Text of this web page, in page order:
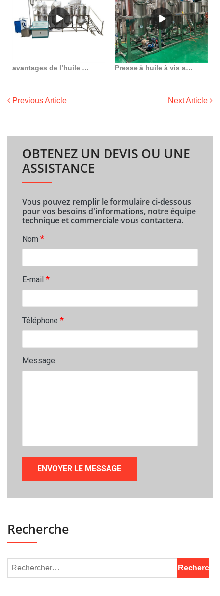
avantages de l’huile de coco pure pressée à froid alimentation saine sf gate Presse à huile à vis automatique Presse à vis Goyum au Gabon
Previous Article Next Article
OBTENEZ UN DEVIS OU UNE
ASSISTANCE
Vous pouvez remplir le formulaire ci-dessous
pour vos besoins d'informations, notre équipe
technique et commerciale vous contactera.
Nom *
E-mail *
Téléphone *
Message
Recherche